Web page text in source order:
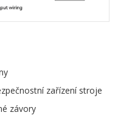
zařízení stroje
závory